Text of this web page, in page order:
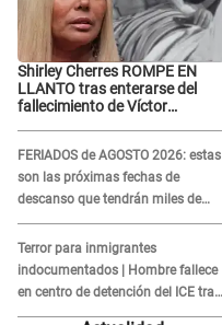
Shirley Cherres ROMPE EN
LLANTO tras enterarse del
fallecimiento de Víctor
corazón está roto..."
FERIADOS de AGOSTO 2026: estas
son las próximas fechas de
descanso que tendrán miles de
peruanos
Terror para inmigrantes
indocumentados | Hombre fallece
en centro de detención del ICE tras
sufrir una "emergencia médica"